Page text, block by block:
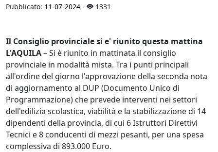
Pubblicato: 11-07-2024 - 1331
Il Consiglio provinciale si e' riunito questa mattina
L'AQUILA– Si è riunito in mattinata il consiglio
provinciale in modalità mista. Tra i punti principali
all'ordine del giorno l'approvazione della seconda nota
di aggiornamento al DUP (Documento Unico di
Programmazione) che prevede interventi nei settori
dell'edilizia scolastica, viabilità e la stabilizzazione di 14
dipendenti della provincia, di cui 6 Istruttori Direttivi
Tecnici e 8 conducenti di mezzi pesanti, per una spesa
complessiva di 893.000 Euro.